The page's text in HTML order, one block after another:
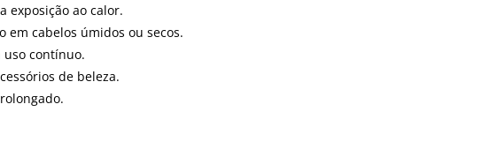
exposição ao calor.
em cabelos úmidos ou secos.
contínuo.
de beleza.